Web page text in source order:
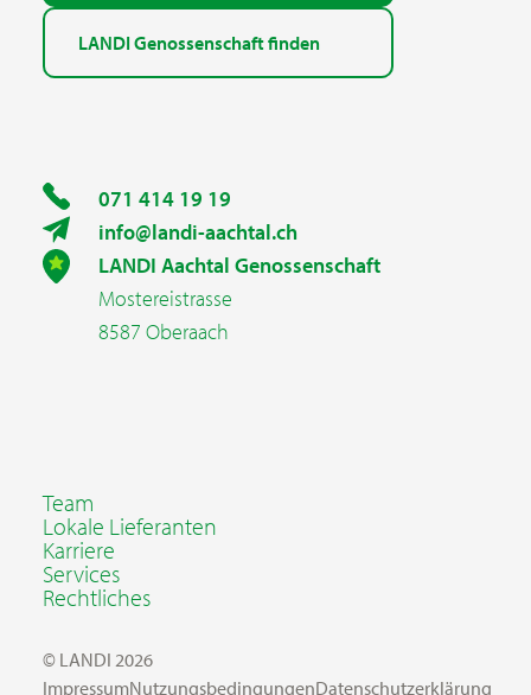
LANDI Genossenschaft finden
071 414 19 19
info@landi-aachtal.ch
LANDI Aachtal Genossenschaft
Mostereistrasse
8587 Oberaach
Team
Lokale Lieferanten
Karriere
Services
Rechtliches
© LANDI 2026
ImpressumNutzungsbedingungenDatenschutzerklärung